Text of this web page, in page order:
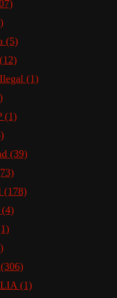
(5)
(12)
(1)
(1)
(39)
(178)
(4)
(306)
(1)